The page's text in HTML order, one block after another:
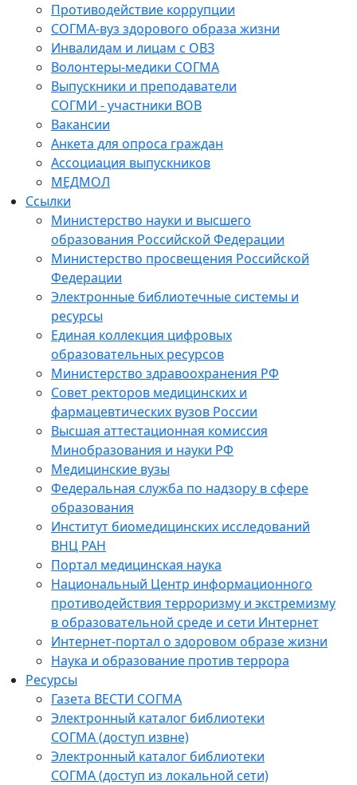
Противодействие коррупции
СОГМА-вуз здорового образа жизни
Инвалидам и лицам с ОВЗ
Волонтеры-медики СОГМА
Выпускники и преподаватели
СОГМИ - участники ВОВ
Вакансии
Анкета для опроса граждан
Ассоциация выпускников
МЕДМОЛ
Ссылки
Министерство науки и высшего
образования Российской Федерации
Министерство просвещения Российской
Федерации
Электронные библиотечные системы и
ресурсы
Единая коллекция цифровых
образовательных ресурсов
Министерство здравоохранения РФ
Совет ректоров медицинских и
фармацевтических вузов России
Высшая аттестационная комиссия
Минобразования и науки РФ
Медицинские вузы
Федеральная служба по надзору в сфере
образования
Институт биомедицинских исследований
ВНЦ РАН
Портал медицинская наука
Национальный Центр информационного
противодействия терроризму и экстремизму
в образовательной среде и сети Интернет
Интернет-портал о здоровом образе жизни
Наука и образование против террора
Ресурсы
Газета ВЕСТИ СОГМА
Электронный каталог библиотеки
СОГМА (доступ извне)
Электронный каталог библиотеки
СОГМА (доступ из локальной сети)